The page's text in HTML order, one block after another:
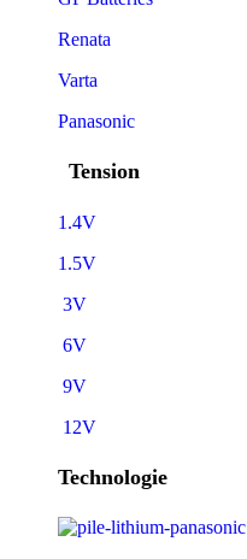
Renata
Varta
Panasonic
Tension
1.4V
1.5V
3V
6V
9V
12V
Technologie